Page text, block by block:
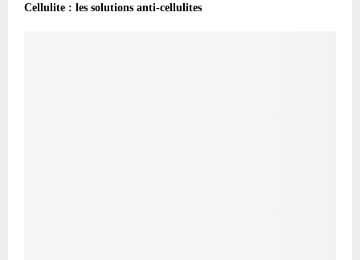
Cellulite : les solutions anti-cellulites